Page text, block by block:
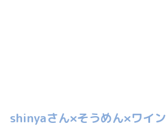
shinyaさん×そうめん×ワイン